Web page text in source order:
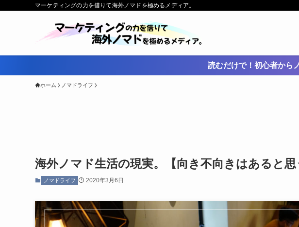
マーケティングの力を借りて海外ノマドを極めるメディア。
読むだけで！初心者から
ホーム ノマドライフ
海外ノマド生活の現実。【向き不向きはあると思
ノマドライフ 2020年3月6日